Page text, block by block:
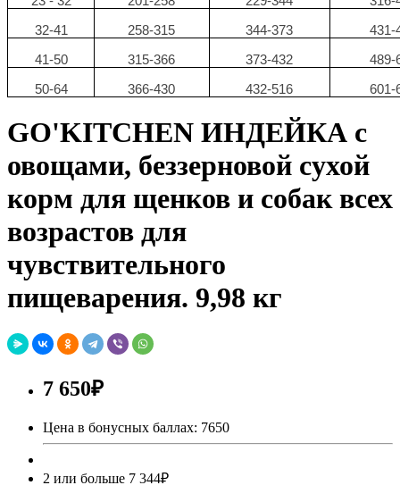
32-41
258-315 344-373
431-
41-50
315-366 373-432
489-
50-64
366-430 432-516 601-
GO'KITCHEN ИНДЕЙКА с
овощами, беззерновой сухой
корм для щенков и собак всех
возрастов для
чувствительного
пищеварения. 9,98 кг
7 650₽
Цена в бонусных баллах: 7650
2 или больше 7 344₽